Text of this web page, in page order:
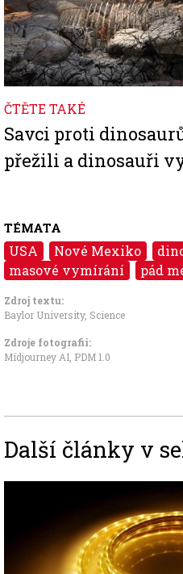
ČTĚTE TAKÉ
Savci proti
přežili a dinosauři
TÉMATA
USA Nové Mexiko
masové vymírání
pád
Zdroj textu:
Baylor University, Science
Zdroje fotografii:
Midjourney AI, PDM 1.0
Další články v